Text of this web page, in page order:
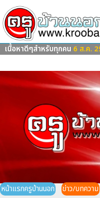
เนื้อหาดีๆสำหรับทุกคน 6 ส.ค.
หน้าแรกครูบ้านนอก ข่าว/บทความ